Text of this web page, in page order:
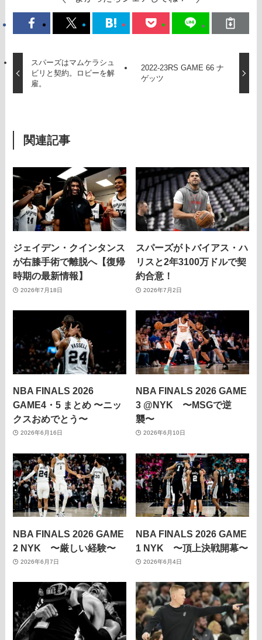
スパーズはマムケラシュ
ビリと契約。ロビーを解
雇。
2022-23RS GAME 66 ナ
ゲッツ
関連記事
ジェイデン・クインタンス
が右膝手術で離脱へ【復帰
時期の最新情報】
2026年7月18日
スパーズがトバイアス・ハ
リスと2年3100万ドルで契
約合意！
2026年7月2日
NBA FINALS 2026
GAME4・5 まとめ 〜ニッ
クスおめでとう〜
2026年6月16日
NBA FINALS 2026 GAME
3 @NYK 〜MSGで逆
襲〜
2026年6月10日
NBA FINALS 2026 GAME
2 NYK 〜厳しい経験〜
2026年6月7日
NBA FINALS 2026 GAME
1 NYK 〜頂上決戦開幕〜
2026年6月4日